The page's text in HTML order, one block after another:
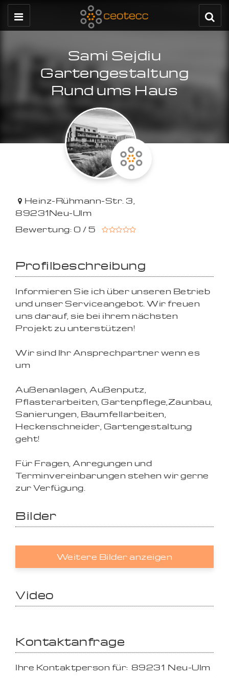
Sami Sejdiu
Gartengestaltung
Rund ums Haus
Heinz-Rühmann-Str. 3,
89231Neu-Ulm
Bewertung: 0 / 5
Profilbeschreibung
Informieren Sie ich über unseren Betrieb
und unser Serviceangebot. Wir freuen
uns darauf, sie bei ihrem nächsten
Projekt zu unterstützen!
Wir sind Ihr Ansprechpartner wenn es
um
Außenanlagen, Außenputz,
Pflasterarbeiten, Gartenpflege,Zaunbau,
Sanierungen, Baumfellarbeiten,
Heckenschneider, Gartengestaltung
geht!
Für Fragen, Anregungen und
Terminvereinbarungen stehen wir gerne
zur Verfügung.
Bilder
Weitere Bilder anzeigen
Video
Kontaktanfrage
Ihre Kontaktperson für: 89231 Neu-Ulm